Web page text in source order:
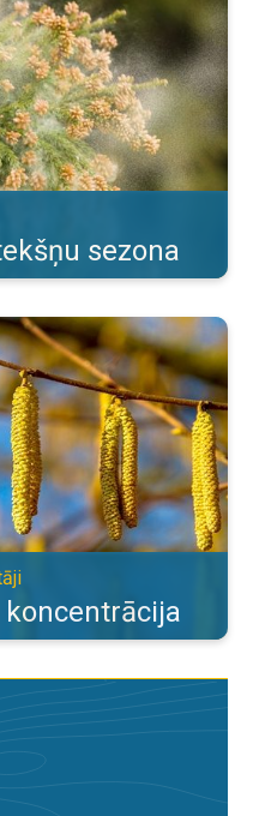
sezona
Agrie pavasara ziedētāji. . .